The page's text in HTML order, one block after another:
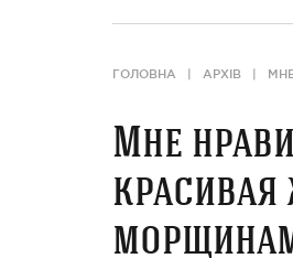
ГОЛОВНА АРХІВ
Мне
красивая